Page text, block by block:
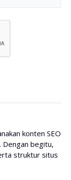
konten SEO
Dengan begitu,
struktur situs